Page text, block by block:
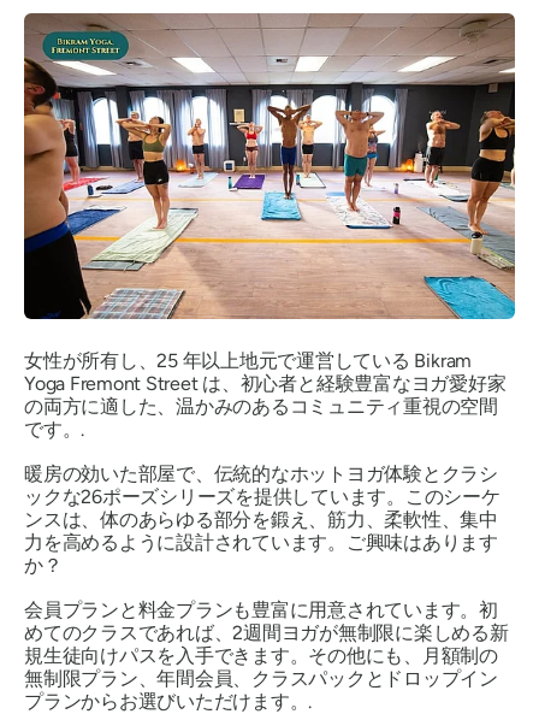
女性が所有し、25 年以上地元で運営している Bikram
Yoga Fremont Street は、初心者と経験豊富なヨガ愛好家
の両方に適した、温かみのあるコミュニティ重視の空間
です。.
暖房の効いた部屋で、伝統的なホットヨガ体験とクラシ
ックな26ポーズシリーズを提供しています。このシーケ
ンスは、体のあらゆる部分を鍛え、筋力、柔軟性、集中
力を高めるように設計されています。ご興味はあります
か？
会員プランと料金プランも豊富に用意されています。初
めてのクラスであれば、2週間ヨガが無制限に楽しめる新
規生徒向けパスを入手できます。その他にも、月額制の
無制限プラン、年間会員、クラスパックとドロップイン
プランからお選びいただけます。.